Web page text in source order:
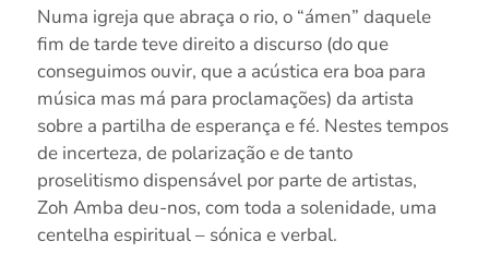
Numa igreja que abraça o rio, o “ámen” daquele
fim de tarde teve direito a discurso (do que
conseguimos ouvir, que a acústica era boa para
música mas má para proclamações) da artista
sobre a partilha de esperança e fé. Nestes tempos
de incerteza, de polarização e de tanto
proselitismo dispensável por parte de artistas,
Zoh Amba deu-nos, com toda a solenidade, uma
centelha espiritual – sónica e verbal.